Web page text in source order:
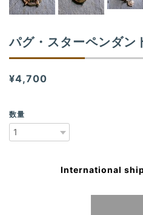
パグ・スターペンダン
¥4,700
数量
International